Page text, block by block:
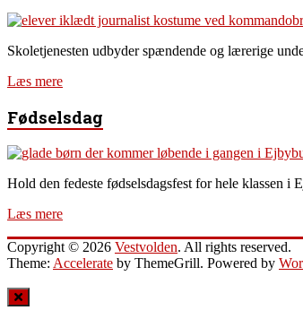
Skoletjenesten udbyder spændende og lærerige
Læs mere
Fødselsdag
Hold den fedeste fødselsdagsfest for hele klassen i
Læs mere
Copyright © 2026 Vestvolden. All rights reserved.
Theme: Accelerate by ThemeGrill. Powered by